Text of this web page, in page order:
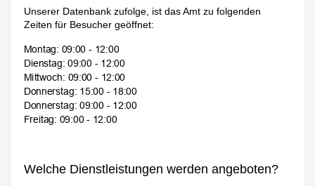
Unserer Datenbank zufolge, ist das Amt zu folgenden
Zeiten für Besucher geöffnet:
Welche Dienstleistungen werden angeboten?